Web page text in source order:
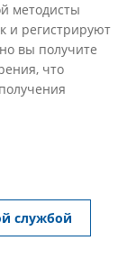
методисты
и регистрируют
вы получите
что
службой